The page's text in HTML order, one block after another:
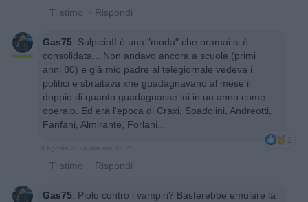
· Ti stimo · Rispondi
Gas75: SulpicioII è una "moda" che oramai si è
consolidata... Non andavo ancora a scuola (primi
anni 80) e già mio padre al telegiornale vedeva i
politici e sbraitava xhe guadagnavano al mese il
doppio di quanto guadagnasse lui in un anno come
operaio. Ed era l'epoca di Craxi, Spadolini, Andreotti,
Fanfani, Almirante, Forlani...
2
8 Agosto 2024 alle ore 19:21
· Ti stimo · Rispondi
Gas75: Piolo contro i vampiri? Basterebbe emulare la